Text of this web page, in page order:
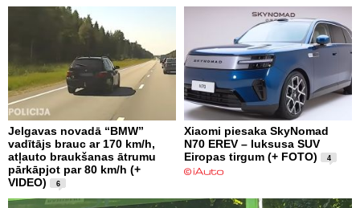
Jelgavas novadā “BMW”
vadītājs brauc ar 170 km/h,
atļauto braukšanas ātrumu
pārkāpjot par 80 km/h (+
VIDEO)
6
Xiaomi piesaka SkyNomad
N70 EREV – luksusa SUV
Eiropas tirgum (+ FOTO)
4